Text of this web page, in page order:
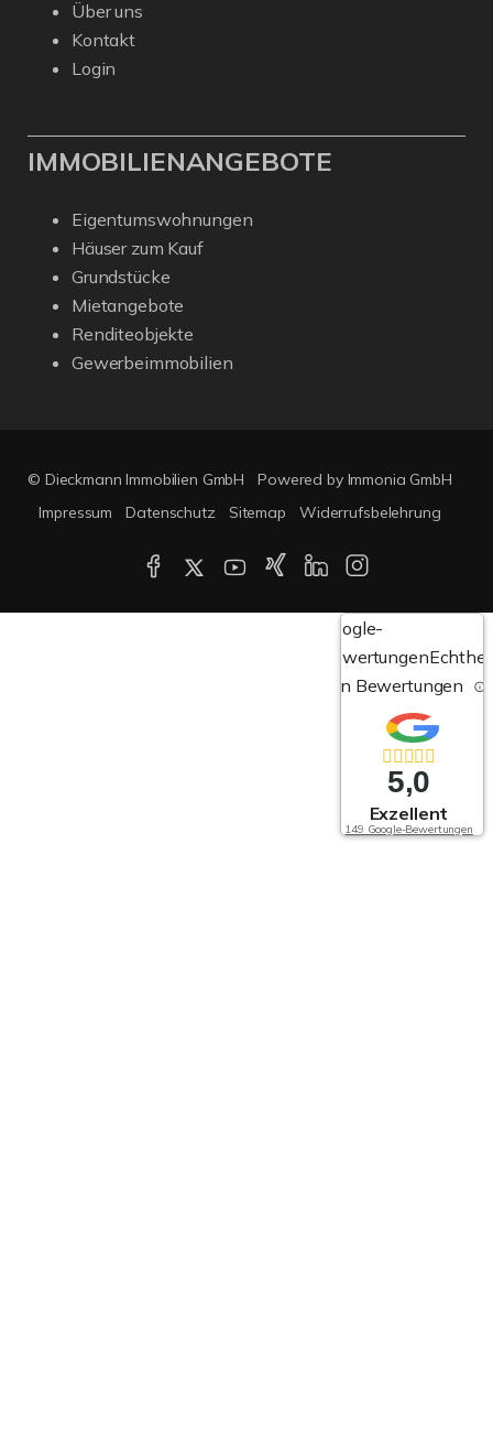
Über uns
Kontakt
Login
IMMOBILIENANGEBOTE
Eigentumswohnungen
Häuser zum Kauf
Grundstücke
Mietangebote
Renditeobjekte
Gewerbeimmobilien
© Dieckmann Immobilien GmbH
Powered by Immonia GmbH
Impressum
Datenschutz Sitemap Widerrufsbelehrung
Google-
Bewertungen
von Bewertungen
5,0
Exzellent
149 Google-Bewertungen